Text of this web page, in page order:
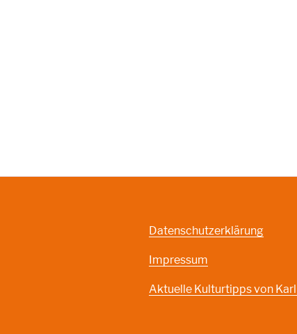
Datenschutzerklärung
Impressum
Aktuelle Kulturtipps von